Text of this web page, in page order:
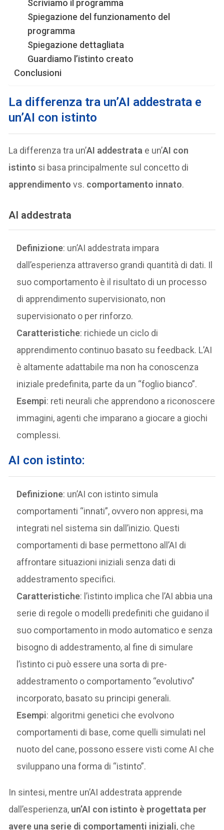
Scriviamo il programma
Spiegazione del funzionamento del
programma
Spiegazione dettagliata
Guardiamo l’istinto creato
Conclusioni
La differenza tra un’AI addestrata e
un’AI con istinto
La differenza tra un’AI addestrata e un’AI con
istinto si basa principalmente sul concetto di
apprendimento vs. comportamento innato.
AI addestrata
Definizione: un’AI addestrata impara
dall’esperienza attraverso grandi quantità di dati. Il
suo comportamento è il risultato di un processo
di apprendimento supervisionato, non
supervisionato o per rinforzo.
Caratteristiche: richiede un ciclo di
apprendimento continuo basato su feedback. L’AI
è altamente adattabile ma non ha conoscenza
iniziale predefinita, parte da un “foglio bianco”.
Esempi: reti neurali che apprendono a riconoscere
immagini, agenti che imparano a giocare a giochi
complessi.
AI con istinto:
Definizione: un’AI con istinto simula
comportamenti “innati”, ovvero non appresi, ma
integrati nel sistema sin dall’inizio. Questi
comportamenti di base permettono all’AI di
affrontare situazioni iniziali senza dati di
addestramento specifici.
Caratteristiche: l’istinto implica che l’AI abbia una
serie di regole o modelli predefiniti che guidano il
suo comportamento in modo automatico e senza
bisogno di addestramento, al fine di simulare
l’istinto ci può essere una sorta di pre-
addestramento o comportamento “evolutivo”
incorporato, basato su principi generali.
Esempi: algoritmi genetici che evolvono
comportamenti di base, come quelli simulati nel
nuoto del cane, possono essere visti come AI che
sviluppano una forma di “istinto”.
In sintesi, mentre un’AI addestrata apprende
dall’esperienza, un’AI con istinto è progettata per
avere una serie di comportamenti iniziali, che